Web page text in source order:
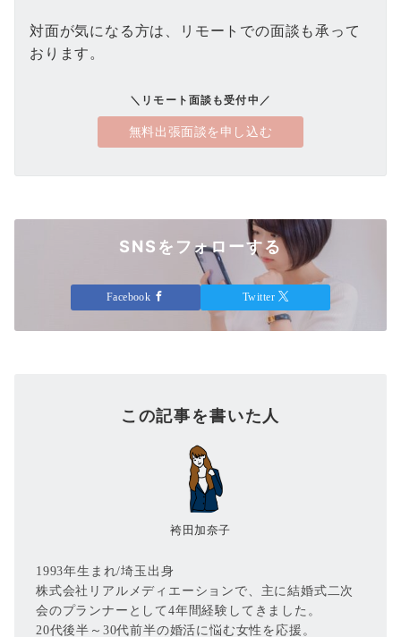
対面が気になる方は、リモートでの面談も承って
おります。
＼リモート面談も受付中／
無料出張面談を申し込む
SNSをフォローする
Facebook Twitter
この記事を書いた人
袴田加奈子
1993年生まれ/埼玉出身
株式会社リアルメディエーションで、主に結婚式二次
会のプランナーとして4年間経験してきました。
20代後半～30代前半の婚活に悩む女性を応援。